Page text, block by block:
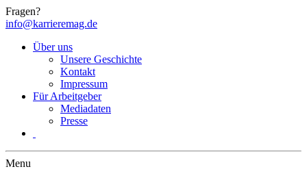
Fragen?
info@karrieremag.de
Über uns
Unsere Geschichte
Kontakt
Impressum
Für Arbeitgeber
Mediadaten
Presse
Menu